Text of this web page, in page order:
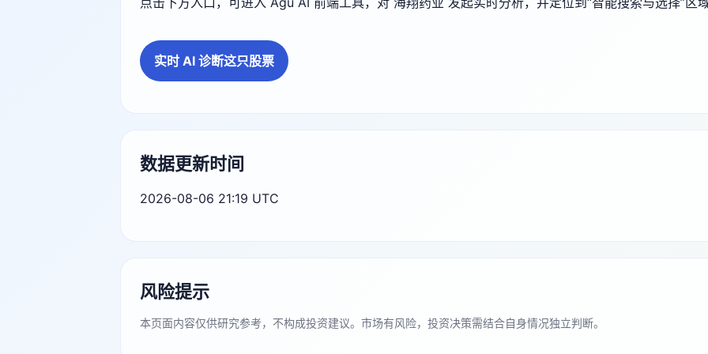
实时 AI 诊断这只股票
数据更新时间
2026-08-06 21:19 UTC
风险提示
本页面内容仅供研究参考，不构成投资建议。市场有风险，投资决策需结合自身情况独立判断。